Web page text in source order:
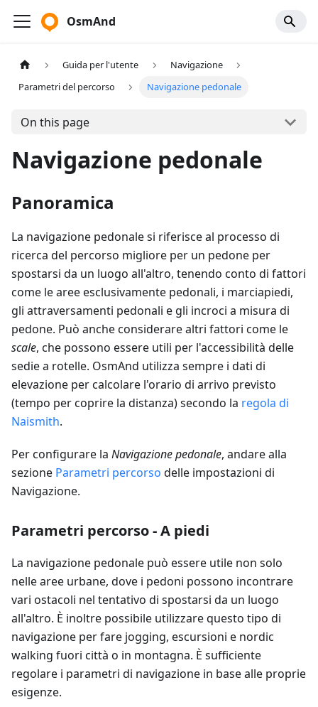
OsmAnd
Guida per l'utente
Navigazione
Parametri del percorso
Navigazione pedonale
On this page
Navigazione pedonale
Panoramica
La navigazione pedonale si riferisce al processo di
ricerca del percorso migliore per un pedone per
spostarsi da un luogo all'altro, tenendo conto di fattori
come le aree esclusivamente pedonali, i marciapiedi,
gli attraversamenti pedonali e gli incroci a misura di
pedone. Può anche considerare altri fattori come le
scale, che possono essere utili per l'accessibilità delle
sedie a rotelle. OsmAnd utilizza sempre i dati di
elevazione per calcolare l'orario di arrivo previsto
(tempo per coprire la distanza) secondo la regola di
Naismith.
Per configurare la Navigazione pedonale, andare alla
sezione Parametri percorso delle impostazioni di
Navigazione.
Parametri percorso - A piedi
La navigazione pedonale può essere utile non solo
nelle aree urbane, dove i pedoni possono incontrare
vari ostacoli nel tentativo di spostarsi da un luogo
all'altro. È inoltre possibile utilizzare questo tipo di
navigazione per fare jogging, escursioni e nordic
walking fuori città o in montagna. È sufficiente
regolare i parametri di navigazione in base alle proprie
esigenze.